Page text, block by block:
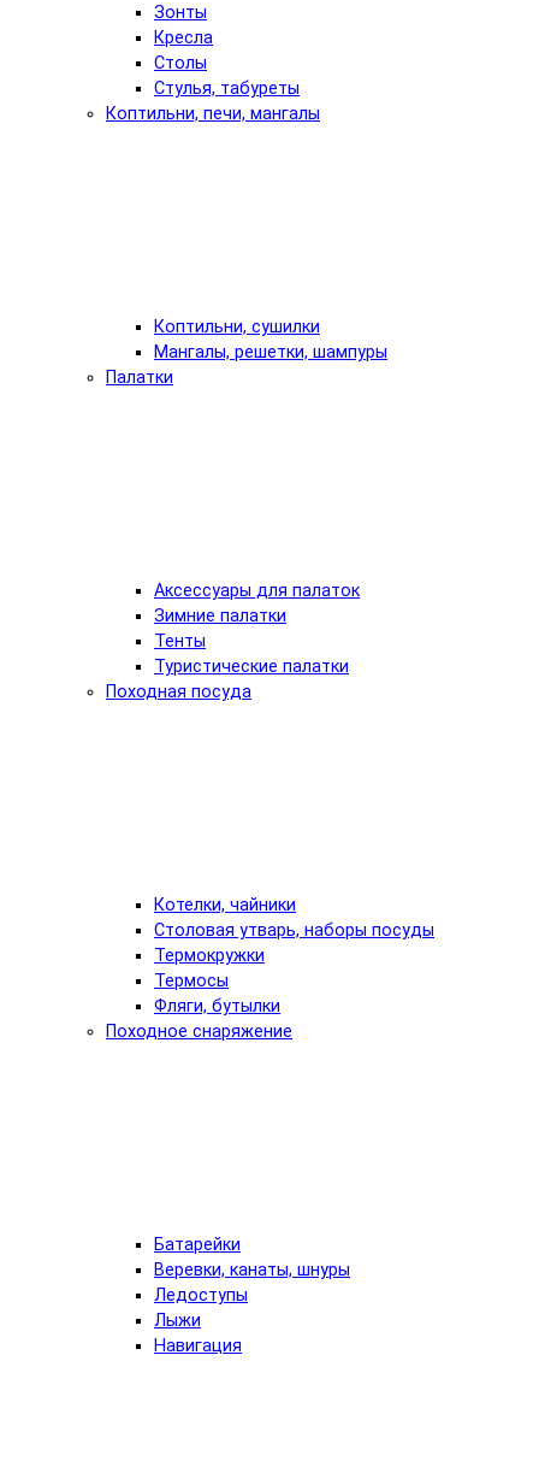
Зонты
Кресла
Столы
Стулья, табуреты
Коптильни, печи, мангалы
Коптильни, сушилки
Мангалы, решетки, шампуры
Палатки
Аксессуары для палаток
Зимние палатки
Тенты
Туристические палатки
Походная посуда
Котелки, чайники
Столовая утварь, наборы посуды
Термокружки
Термосы
Фляги, бутылки
Походное снаряжение
Батарейки
Веревки, канаты, шнуры
Ледоступы
Лыжи
Навигация